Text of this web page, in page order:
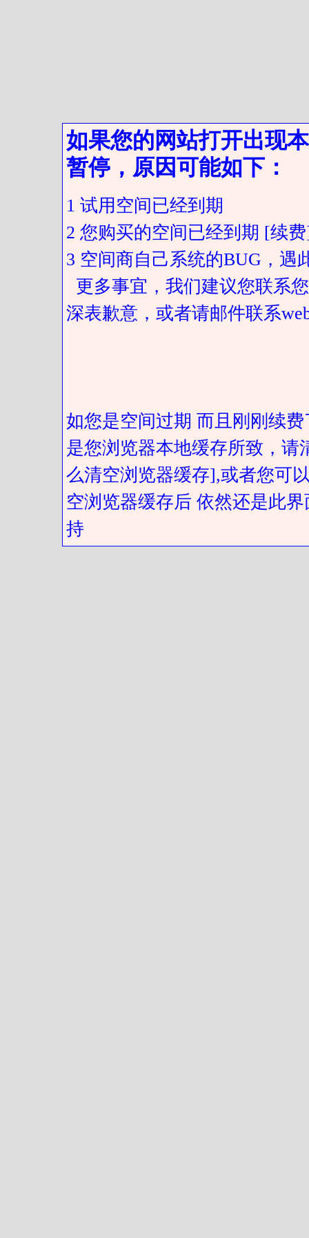
如果您的网站打开出现
暂停，原因可能如下：
1 试用空间已经到期
2 您购买的空间已经到期 [续
3 空间商自己系统的BUG，遇
更多事宜，我们建议您联系
深表歉意，或者请邮件联系
如您是空间过期 而且刚刚续
是您浏览器本地缓存所致，
么清空浏览器缓存],或者您可
空浏览器缓存后 依然还是此
持